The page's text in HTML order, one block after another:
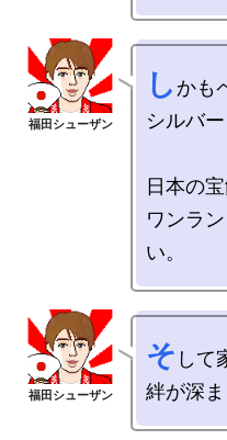
しかも
シルバ
日本の
ワンラ
そ して